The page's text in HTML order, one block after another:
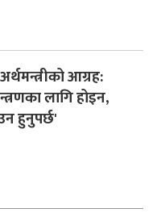
आग्रह:
लागि होइन,
हुनुपर्छ'